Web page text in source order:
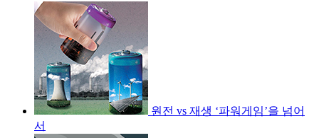
원전 vs 재생 ‘파워게임’을 넘어
서